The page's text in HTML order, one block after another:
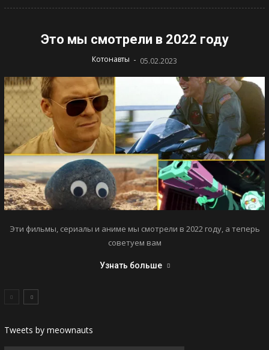
Это мы смотрели в 2022 году
Котонавты - 05.02.2023
Эти фильмы, сериалы и аниме мы смотрели в 2022 году, а теперь
советуем вам
Узнать больше
Tweets by meownauts